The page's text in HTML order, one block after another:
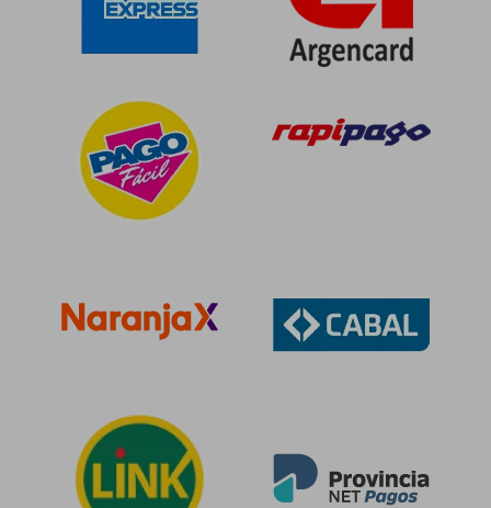
$ 75.596